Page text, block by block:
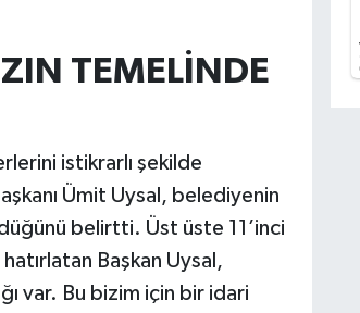
TEMELİNDE
istikrarlı şekilde
Ümit Uysal, belediyenin
belirtti. Üst üste 11’inci
Başkan Uysal,
var. Bu bizim için bir idari